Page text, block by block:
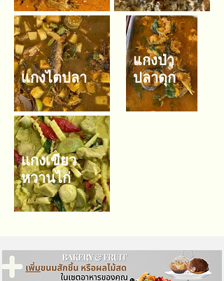
แกงไตปลา
แกงป่า
ปลาดุก
แกงเขียว
หวานไก่